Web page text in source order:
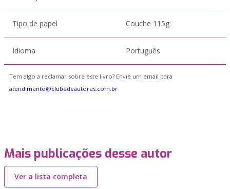
Tipo de papel Couche 115g
Idioma Português
Tem algo a reclamar sobre este livro? Envie um email para
atendimento@clubedeautores.com.br
Mais publicações desse autor
Ver a lista completa